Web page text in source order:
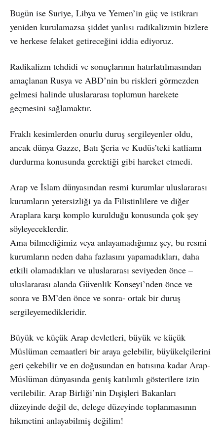
Bugün ise Suriye, Libya ve Yemen’in güç ve istikrarı
yeniden kurulamazsa şiddet yanlısı radikalizmin bizlere
ve herkese felaket getireceğini iddia ediyoruz.
Radikalizm tehdidi ve sonuçlarının hatırlatılmasından
amaçlanan Rusya ve ABD’nin bu riskleri görmezden
gelmesi halinde uluslararası toplumun harekete
geçmesini sağlamaktır.
Fraklı kesimlerden onurlu duruş sergileyenler oldu,
ancak dünya Gazze, Batı Şeria ve Kudüs’teki katliamı
durdurma konusunda gerektiği gibi hareket etmedi.
Arap ve İslam dünyasından resmi kurumlar uluslararası
kurumların yetersizliği ya da Filistinlilere ve diğer
Araplara karşı komplo kurulduğu konusunda çok şey
söyleyeceklerdir.
Ama bilmediğimiz veya anlayamadığımız şey, bu resmi
kurumların neden daha fazlasını yapamadıkları, daha
etkili olamadıkları ve uluslararası seviyeden önce –
uluslararası alanda Güvenlik Konseyi’nden önce ve
sonra ve BM’den önce ve sonra- ortak bir duruş
sergileyemedikleridir.
Büyük ve küçük Arap devletleri, büyük ve küçük
Müslüman cemaatleri bir araya gelebilir, büyükelçilerini
geri çekebilir ve en doğusundan en batısına kadar Arap-
Müslüman dünyasında geniş katılımlı gösterilere izin
verilebilir. Arap Birliği’nin Dışişleri Bakanları
düzeyinde değil de, delege düzeyinde toplanmasının
hikmetini anlayabilmiş değilim!